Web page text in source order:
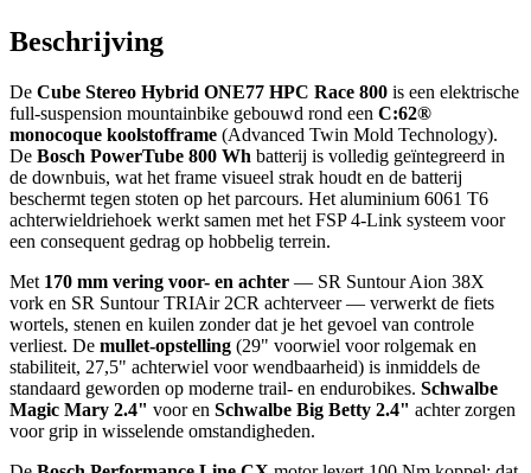
Beschrijving
De Cube Stereo Hybrid ONE77 HPC Race 800 is een elektrische
full-suspension mountainbike gebouwd rond een C:62®
monocoque koolstofframe (Advanced Twin Mold Technology).
De Bosch PowerTube 800 Wh batterij is volledig geïntegreerd in
de downbuis, wat het frame visueel strak houdt en de batterij
beschermt tegen stoten op het parcours. Het aluminium 6061 T6
achterwieldriehoek werkt samen met het FSP 4-Link systeem voor
een consequent gedrag op hobbelig terrein.
Met 170 mm vering voor- en achter — SR Suntour Aion 38X
vork en SR Suntour TRIAir 2CR achterveer — verwerkt de fiets
wortels, stenen en kuilen zonder dat je het gevoel van controle
verliest. De mullet-opstelling (29" voorwiel voor rolgemak en
stabiliteit, 27,5" achterwiel voor wendbaarheid) is inmiddels de
standaard geworden op moderne trail- en endurobikes. Schwalbe
Magic Mary 2.4" voor en Schwalbe Big Betty 2.4" achter zorgen
voor grip in wisselende omstandigheden.